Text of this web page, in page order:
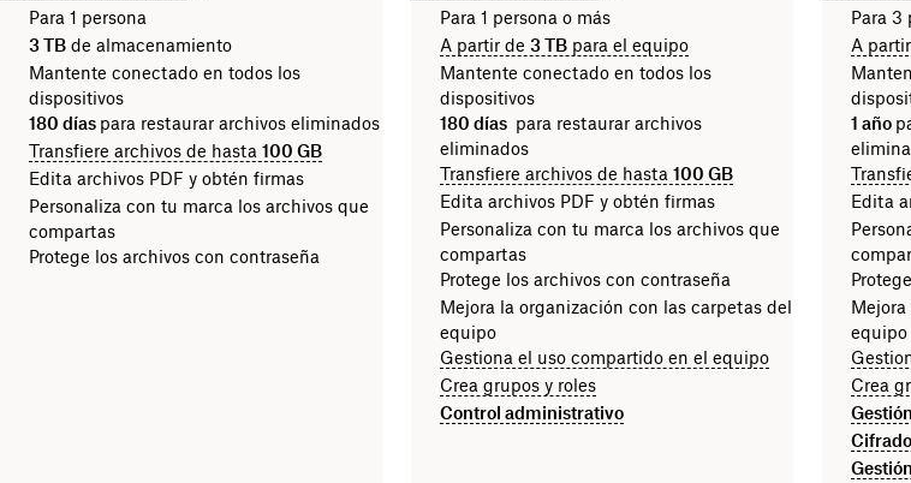
Para 1 persona
3 TB de almacenamiento
Mantente conectado en todos los
dispositivos
180 días para restaurar archivos eliminados
Transfiere archivos de hasta 100 GB
Edita archivos PDF y obtén firmas
Personaliza con tu marca los archivos que
compartas
Protege los archivos con contraseña
Para 1 persona o más
A partir de 3 TB para el equipo
Mantente conectado en todos los
dispositivos
180 días para restaurar archivos
eliminados
Transfiere archivos de hasta 100 GB
Edita archivos PDF y obtén firmas
Personaliza con tu marca los archivos que
compartas
Protege los archivos con contraseña
Mejora la organización con las carpetas del
equipo
Gestiona el uso compartido en el equipo
Crea grupos y roles
Control administrativo
Para 3
A
1 año
Edita
equipo
Crea